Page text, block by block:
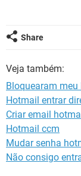
Share
Veja também:
Bloquearam
Hotmail entrar
Criar email
Hotmail ccm
Mudar senha
Não consigo